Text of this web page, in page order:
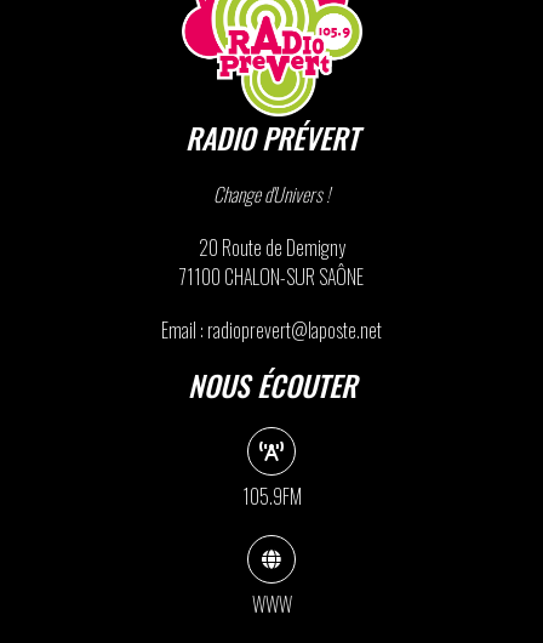
RADIO PRÉVERT
Change d'Univers !
20 Route de Demigny
71100 CHALON-SUR SAÔNE
Email : radioprevert@laposte.net
NOUS ÉCOUTER
105.9FM
WWW